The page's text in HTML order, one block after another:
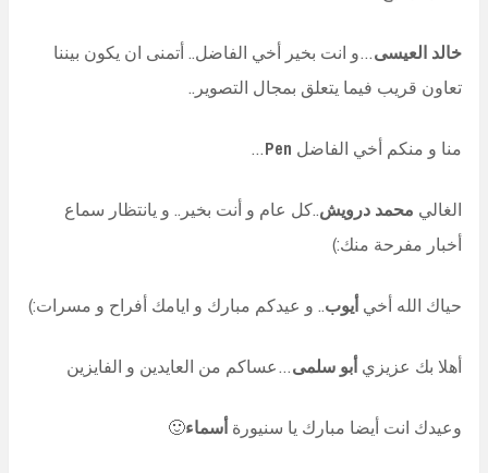
خالد العيسى…و انت بخير أخي الفاضل.. أتمنى ان يكون بيننا
تعاون قريب فيما يتعلق بمجال التصوير..
منا و منكم أخي الفاضل Pen
…
الغالي محمد درويش..كل عام و أنت بخير.. و يانتظار سماع
أخبار مفرحة منك:)
حياك الله أخيأيوب.. و عيدكم مبارك و ايامك أفراح و مسرات:)
أهلا بك عزيزيأبو سلمى…عساكم من العايدين و الفايزين
وعيدك انت أيضا مبارك يا سنيورةأسماء🙂